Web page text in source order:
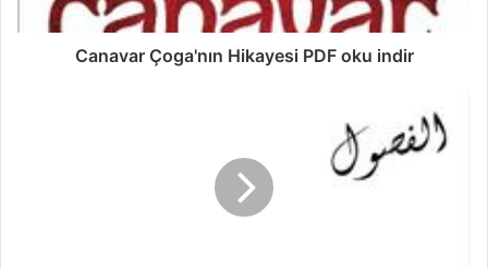
Canavar Çoga'nın Hikayesi PDF oku indir